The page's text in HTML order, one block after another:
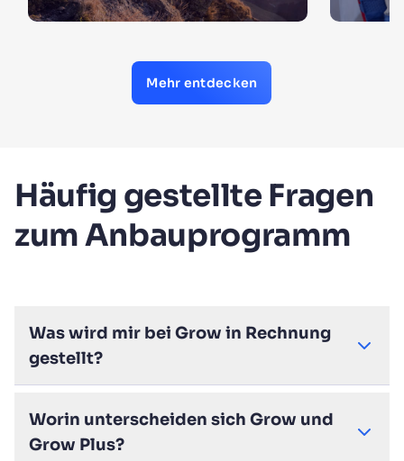
Mehr entdecken
Häufig gestellte Fragen
zum Anbauprogramm
Was wird mir bei Grow in Rechnung
gestellt?
Worin unterscheiden sich Grow und
Grow Plus?